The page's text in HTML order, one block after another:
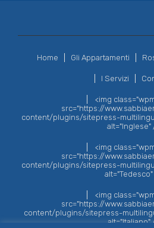
Home Gli Appartamenti
I Servizi
<img
src="https://
content/plugins/sitepress-
alt="Inglese"
<img
src="https://
content/plugins/sitepress-
<img
src="https://
content/plugins/sitepress-
alt="Italiano"